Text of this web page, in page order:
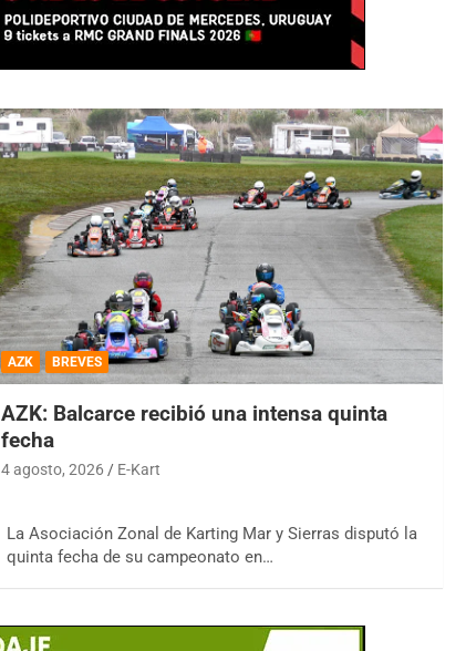
AZK BREVES
AZK: Balcarce recibió una intensa quinta
fecha
4 agosto, 2026 E-Kart
La Asociación Zonal de Karting Mar y Sierras disputó la
quinta fecha de su campeonato en…